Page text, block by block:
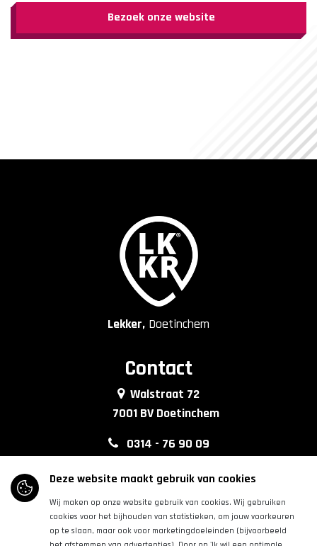
Bezoek onze website
Lekker, Doetinchem
Contact
Walstraat 72
7001 BV Doetinchem
0314 - 76 90 09
info@lkkrdoetinchem.nl
Volg ons
Deze website maakt gebruik van cookies
Wij maken op onze website gebruik van cookies. Wij gebruiken
cookies voor het bijhouden van statistieken, om jouw voorkeuren
op te slaan, maar ook voor marketingdoeleinden (bijvoorbeeld